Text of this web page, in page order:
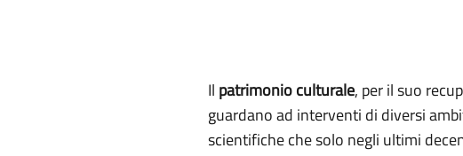
Il patrimonio culturale, per il suo
guardano ad interventi di diversi
scientifiche che solo negli ultimi